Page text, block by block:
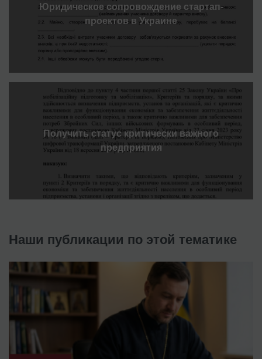
Юридическое сопровождение стартап-
проектов в Украине
Получить статус критически важного
предприятия
Наши публикации по этой тематике